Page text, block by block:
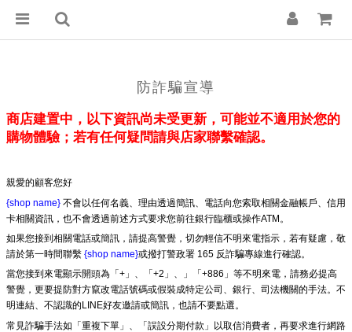
防詐騙宣導
商店建置中，以下資訊尚未受更新，可能並不適用於您的
購物體驗；若有任何疑問請與店家聯繫確認。
親愛的顧客您好
{shop name} 不會以任何名義、理由透過簡訊、電話向您索取相關金融帳戶、信用
卡相關資訊，也不會透過前述方式要求您前往銀行臨櫃或操作ATM。
如果您接到相關電話或簡訊，請提高警覺，切勿輕信不明來電指示，若有疑慮，敬
請於第一時間聯繫 {shop name}或撥打警政署 165 反詐騙專線進行確認。
當您接到來電顯示開頭為「+」、「+2」、」「+886」等不明來電，請務必提高
警覺，更要提防對方竄改電話號碼或假裝成特定公司、銀行、司法機關的手法。不
明連結、不認識的LINE好友邀請或簡訊，也請不要點選。
常見詐騙手法如「重複下單」、「誤設分期付款」以取信消費者，再要求進行網路